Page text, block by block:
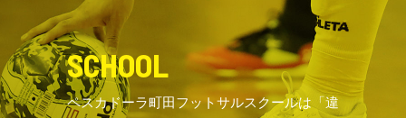
SCHOOL
ペスカドーラ町田フットサルスクールは「違